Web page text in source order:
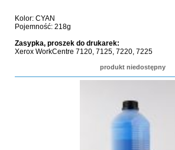
Kolor: CYAN
Pojemność: 218g
Zasypka, proszek do drukarek:
Xerox WorkCentre 7120, 7125, 7220, 7225
produkt niedostępny